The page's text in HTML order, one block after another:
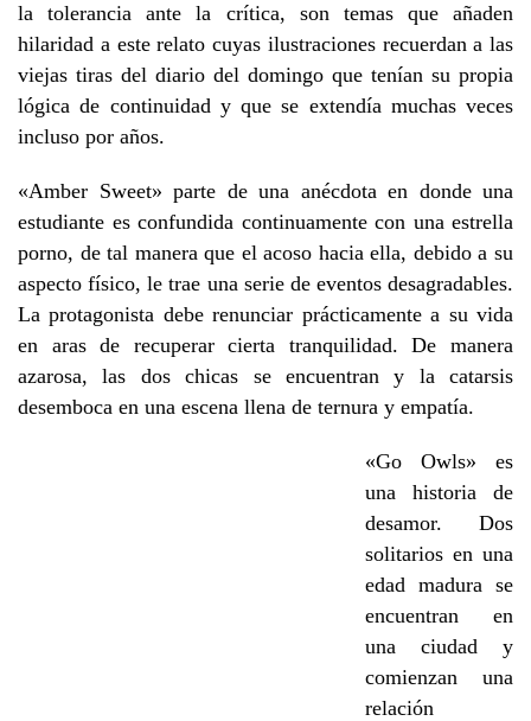
la tolerancia ante la crítica, son temas que añaden
hilaridad a este relato cuyas ilustraciones recuerdan a las
viejas tiras del diario del domingo que tenían su propia
lógica de continuidad y que se extendía muchas veces
incluso por años.
«Amber Sweet» parte de una anécdota en donde una
estudiante es confundida continuamente con una estrella
porno, de tal manera que el acoso hacia ella, debido a su
aspecto físico, le trae una serie de eventos desagradables.
La protagonista debe renunciar prácticamente a su vida
en aras de recuperar cierta tranquilidad. De manera
azarosa, las dos chicas se encuentran y la catarsis
desemboca en una escena llena de ternura y empatía.
«Go Owls» es
una historia de
desamor. Dos
solitarios en una
edad madura se
encuentran en
una ciudad y
comienzan una
relación